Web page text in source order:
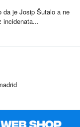
da je Josip Šutalo a ne
incidenata...